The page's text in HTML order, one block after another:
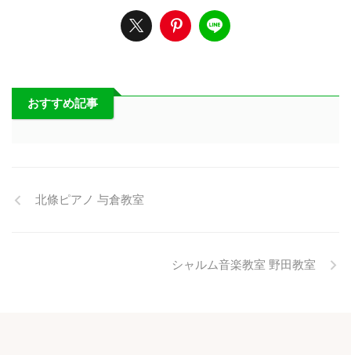
おすすめ記事
北條ピアノ 与倉教室
シャルム音楽教室 野田教室